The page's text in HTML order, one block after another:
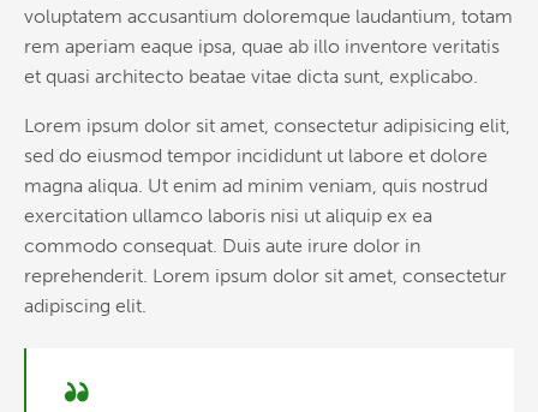
voluptatem accusantium doloremque laudantium, totam
rem aperiam eaque ipsa, quae ab illo inventore veritatis
et quasi architecto beatae vitae dicta sunt, explicabo.
Lorem ipsum dolor sit amet, consectetur adipisicing elit,
sed do eiusmod tempor incididunt ut labore et dolore
magna aliqua. Ut enim ad minim veniam, quis nostrud
exercitation ullamco laboris nisi ut aliquip ex ea
commodo consequat. Duis aute irure dolor in
reprehenderit. Lorem ipsum dolor sit amet, consectetur
adipiscing elit.